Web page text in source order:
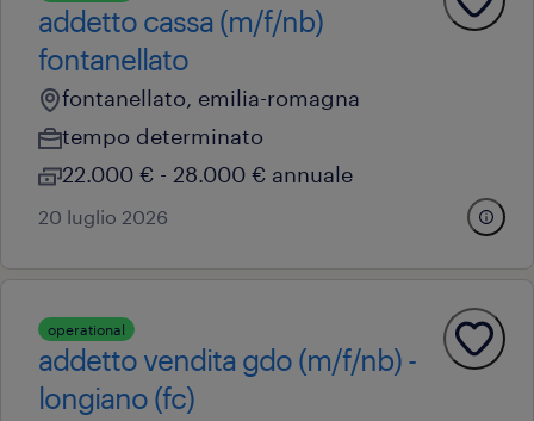
addetto cassa (m/f/nb)
fontanellato
fontanellato, emilia-romagna
tempo determinato
22.000 € - 28.000 € annuale
20 luglio 2026
operational
addetto vendita gdo (m/f/nb) -
longiano (fc)